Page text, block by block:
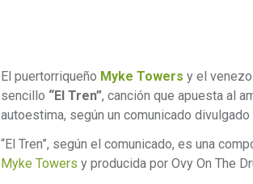
El puertorriqueño Myke Towers y el
sencillo “El Tren”, canción que apuesta al
autoestima, según un comunicado
“El Tren”, según el comunicado, es una
Myke Towers y producida por Ovy On The